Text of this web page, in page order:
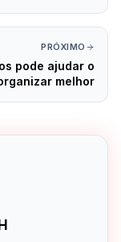
PRÓXIMO
pode ajudar o
melhor